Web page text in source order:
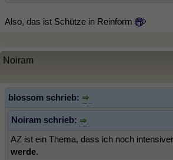
Also, das ist Schütze in Reinform
Noiram
blossom schrieb:
Noiram schrieb:
AZ ist ein Thema, dass ich noch intensiver
werde.